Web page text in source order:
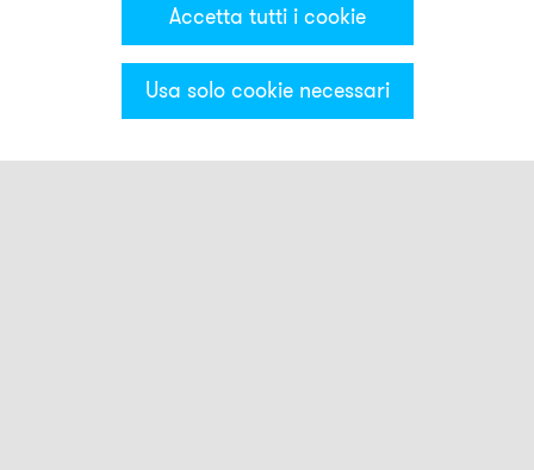
Categorie & Filter
Accetta tutti i cookie
Usa solo cookie necessari